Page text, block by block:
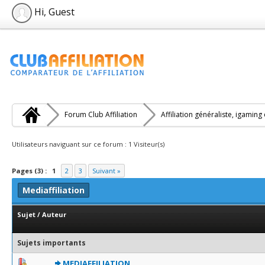
Hi, Guest
Forum Club Affiliation Affiliation généraliste, igaming
Utilisateurs naviguant sur ce forum : 1 Visiteur(s)
Pages (3) : 1 2 3 Suivant »
Mediaffiliation
Sujet / Auteur
Sujets importants
0 Votes - 0 sur 5 en moyenne
12345